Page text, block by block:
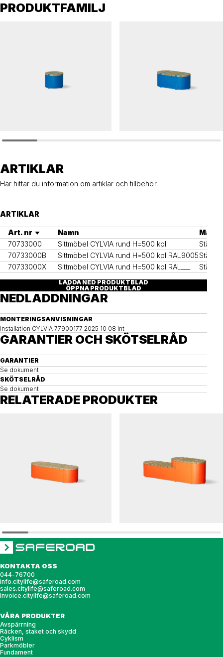
PRODUKTFAMILJ
ARTIKLAR
Här hittar du information om artiklar och tillbehör.
ARTIKLAR
Art. nr Namn
70733000
Sittmöbel CYLVIA rund H=500 kpl
Stål,
70733000B
Sittmöbel CYLVIA rund H=500 kpl RAL9005Stål,
70733000X
Sittmöbel CYLVIA rund H=500 kpl RAL___ Stål,
LADDA NED PRODUKTBLAD
ÖPPNA PRODUKTBLAD
NEDLADDNINGAR
MONTERINGSANVISNINGAR
Installation CYLVIA 77900177 2025 10 08 Int
GARANTIER OCH SKÖTSELRÅD
GARANTIER
Se dokument
SKÖTSELRÅD
Se dokument
RELATERADE PRODUKTER
KONTAKTA OSS
044-76700
info.citylife@saferoad.com
sales.citylife@saferoad.com
invoice.citylife@saferoad.com
VÅRA PRODUKTER
Avspärrning
Räcken, staket och skydd
Cyklism
Parkmöbler
Fundament